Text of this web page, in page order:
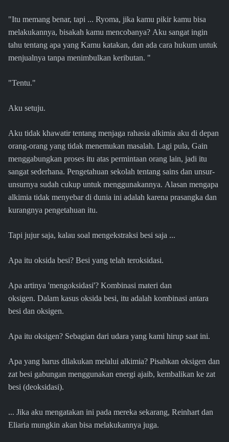
"Itu memang benar, tapi ... Ryoma, jika kamu pikir kamu bisa
melakukannya, bisakah kamu mencobanya? Aku sangat ingin
tahu tentang apa yang Kamu katakan, dan ada cara hukum untuk
menjualnya tanpa menimbulkan keributan. "
"Tentu."
Aku setuju.
Aku tidak khawatir tentang menjaga rahasia alkimia aku di depan
orang-orang yang tidak menemukan masalah. Lagi pula, Gain
menggabungkan proses itu atas permintaan orang lain, jadi itu
sangat sederhana. Pengetahuan sekolah tentang sains dan unsur-
unsurnya sudah cukup untuk menggunakannya. Alasan mengapa
alkimia tidak menyebar di dunia ini adalah karena prasangka dan
kurangnya pengetahuan itu.
Tapi jujur ​​saja, kalau soal mengekstraksi besi saja ...
Apa itu oksida besi? Besi yang telah teroksidasi.
Apa artinya 'mengoksidasi'? Kombinasi materi dan
oksigen. Dalam kasus oksida besi, itu adalah kombinasi antara
besi dan oksigen.
Apa itu oksigen? Sebagian dari udara yang kami hirup saat ini.
Apa yang harus dilakukan melalui alkimia? Pisahkan oksigen dan
zat besi gabungan menggunakan energi ajaib, kembalikan ke zat
besi (deoksidasi).
... Jika aku mengatakan ini pada mereka sekarang, Reinhart dan
Eliaria mungkin akan bisa melakukannya juga.